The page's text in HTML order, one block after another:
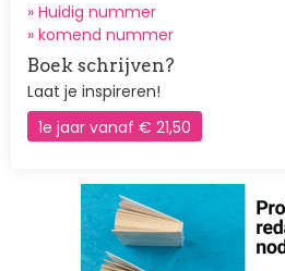
» Huidig nummer
» komend nummer
Boek schrijven?
Laat je inspireren!
1e jaar vanaf € 21,50